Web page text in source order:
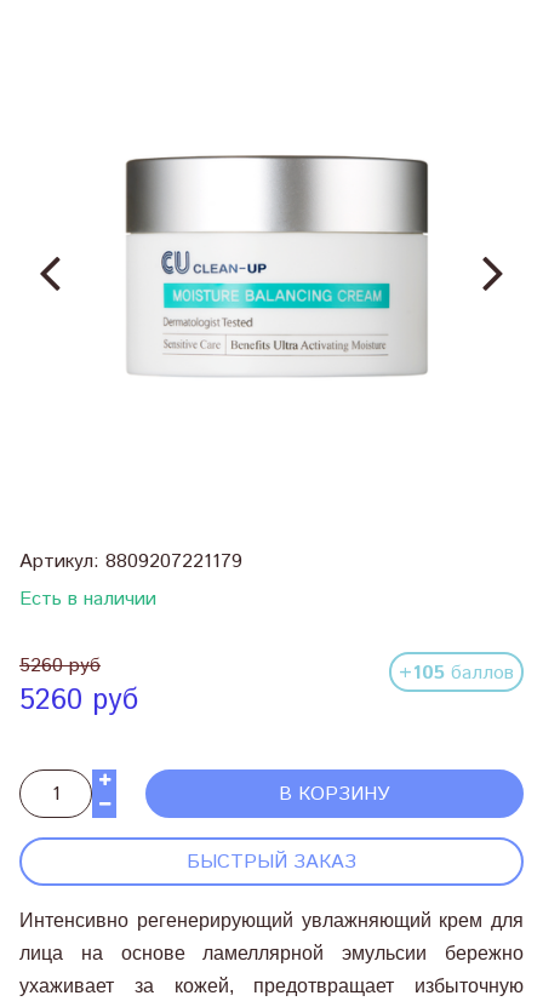
Артикул: 8809207221179
Есть в наличии
5260 руб
5260 руб
+105 баллов
В КОРЗИНУ
БЫСТРЫЙ ЗАКАЗ
Интенсивно регенерирующий увлажняющий крем для
лица на основе ламеллярной эмульсии бережно
ухаживает за кожей, предотвращает избыточную